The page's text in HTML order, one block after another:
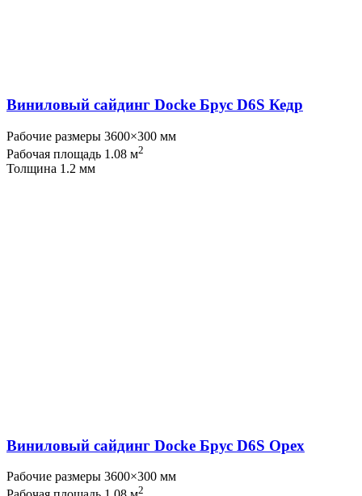
Виниловый сайдинг Docke Брус D6S Кедр
Рабочие размеры 3600×300 мм
Рабочая площадь 1.08 м2
Толщина 1.2 мм
Виниловый сайдинг Docke Брус D6S Орех
Рабочие размеры 3600×300 мм
2